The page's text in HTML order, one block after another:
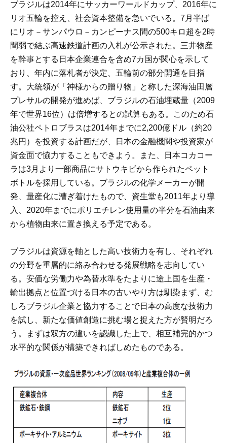
ブラジルは2014年にサッカーワールドカップ、2016年に
リオ五輪を控え、社会資本整備を急いでいる。7月半ば
にリオ－サンパウロ－カンピーナス間の500キロ超を2時
間弱で結ぶ高速鉄道計画の入札が公示された。三井物産
を幹事とする日本企業連合を含め7カ国が関心を示して
おり、年内に落札者が決定、五輪前の部分開通を目指
す。大統領が「神様からの贈り物」と称した深海油田層
プレサルの開発が進めば、ブラジルの石油埋蔵量（2009
年で世界16位）は倍増するとの試算もある。このため石
油公社ペトロブラスは2014年までに2,200億ドル（約20
兆円）を投資する計画だが、日本の金融機関や投資家が
資金面で協力することもできよう。また、日本コカコー
ラは3月より一部商品にサトウキビから作られたペット
ボトルを採用している。ブラジルの化学メーカーが開
発、量産化に漕ぎ着けたもので、資生堂も2011年より導
入、2020年までにポリエチレン使用量の半分を石油由来
から植物由来に置き換える予定である。
ブラジルは資源を軸とした高い技術力を有し、それぞれ
の分野を重層的に絡み合わせる発展戦略を志向してい
る。安価な労働力や為替水準をたよりに途上国を生産・
輸出拠点と位置づける日本の古いやり方は馴染まず、む
しろブラジル企業と協力することで日本の高度な技術力
を試し、新たな価値創造に挑む場と捉えた方が賢明だろ
う。まずは双方の違いを認識した上で、相互補完的かつ
水平的な関係が構築できればしめたものである。